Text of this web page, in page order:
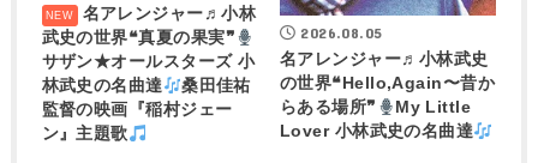
名アレンジャー♬小林
武史の世界❝真夏の果実❞
サザン★オールスターズ 小
林武史の名曲達
桑田佳祐
監督の映画『稲村ジェー
ン』主題歌
2026.08.05
名アレンジャー♬ 小林武史
の世界❝Hello,Again〜昔か
らある場所❞
My Little
Lover 小林武史の名曲達